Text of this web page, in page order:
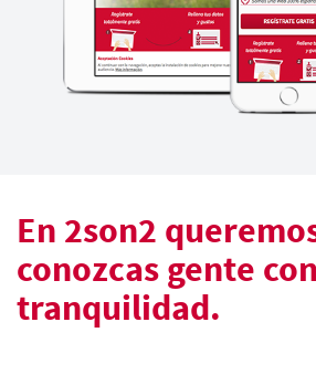
En 2son2
conozcas gente
tranquilidad.